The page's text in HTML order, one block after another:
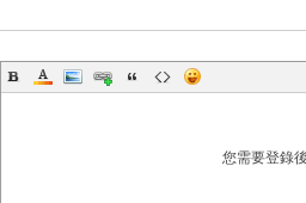
您需要登錄